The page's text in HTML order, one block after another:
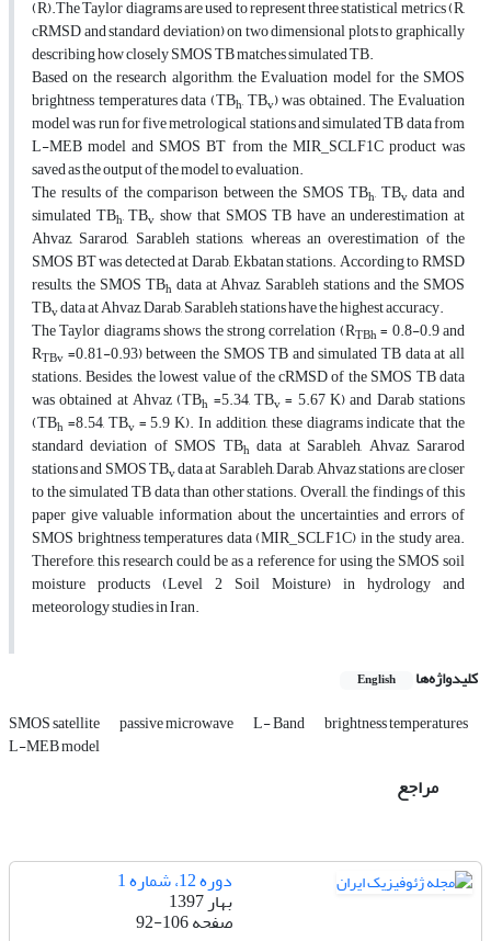
(R).The Taylor diagrams are used to represent three statistical metrics (R,
cRMSD and standard deviation) on two dimensional plots to graphically
describing how closely SMOS TB matches simulated TB.
Based on the research algorithm, the Evaluation model for the SMOS
brightness temperatures data (TBh, TBv) was obtained. The Evaluation
model was run for five metrological stations and simulated TB data from
L-MEB model and SMOS BT from the MIR_SCLF1C product was
saved as the output of the model to evaluation.
The results of the comparison between the SMOS TBh, TBvdata and
simulated TBh, TBv show that SMOS TB have an underestimation at
Ahvaz, Sararod, Sarableh stations, whereas an overestimation of the
SMOS BT was detected at Darab, Ekbatan stations. According to RMSD
results, the SMOS TBhdata at Ahvaz, Sarableh stations and the SMOS
TBvdata at Ahvaz, Darab, Sarableh stations have the highest accuracy.
The Taylor diagrams shows the strong correlation (RTBh= 0.8-0.9 and
RTBv =0.81-0.93) between the SMOS TB and simulated TB data at all
stations. Besides, the lowest value of the cRMSD of the SMOS TB data
was obtained at Ahvaz (TBh =5.34, TBv= 5.67 K) and Darab stations
(TBh =8.54, TBv = 5.9 K). In addition, these diagrams indicate that the
standard deviation of SMOS TBhdata at Sarableh, Ahvaz, Sararod
stations and SMOS TBvdata at Sarableh, Darab, Ahvaz stations are closer
to the simulated TB data than other stations. Overall, the findings of this
paper give valuable information about the uncertainties and errors of
SMOS brightness temperatures data (MIR_SCLF1C) in the study area.
Therefore, this research could be as a reference for using the SMOS soil
moisture products (Level 2 Soil Moisture) in hydrology and
meteorology studies in Iran.
کلیدواژه‌ها English
SMOS satellite passive microwave L- Band brightness temperatures
L-MEB model
مراجع
دوره 12، شماره 1
بهار 1397
صفحه92-106